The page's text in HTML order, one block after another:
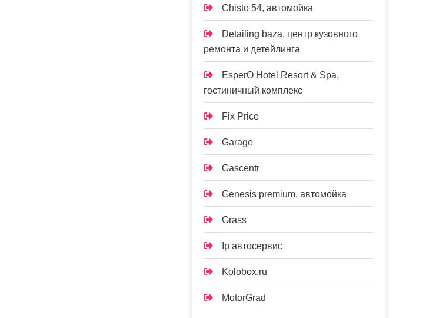
Chisto 54, автомойка
Detailing baza, центр кузовного
ремонта и детейлинга
EsperO Hotel Resort & Spa,
гостиничный комплекс
Fix Price
Garage
Gascentr
Genesis premium, автомойка
Grass
Ip автосервис
Kolobox.ru
MotorGrad